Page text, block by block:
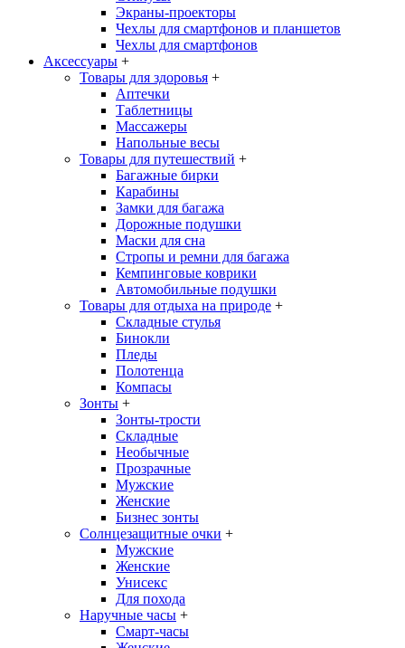
Экраны-проекторы
Чехлы для смартфонов и планшетов
Чехлы для смартфонов
Аксессуары +
Товары для здоровья +
Аптечки
Таблетницы
Массажеры
Напольные весы
Товары для путешествий +
Багажные бирки
Карабины
Замки для багажа
Дорожные подушки
Маски для сна
Стропы и ремни для багажа
Кемпинговые коврики
Автомобильные подушки
Товары для отдыха на природе +
Складные стулья
Бинокли
Пледы
Полотенца
Компасы
Зонты +
Зонты-трости
Складные
Необычные
Прозрачные
Мужские
Женские
Бизнес зонты
Солнцезащитные очки +
Мужские
Женские
Унисекс
Для похода
Наручные часы +
Смарт-часы